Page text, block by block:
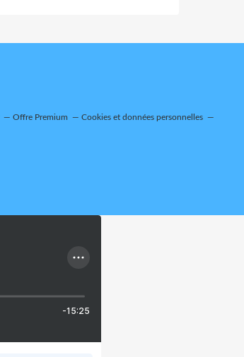
Offre Premium Cookies et données personnelles
-15:25